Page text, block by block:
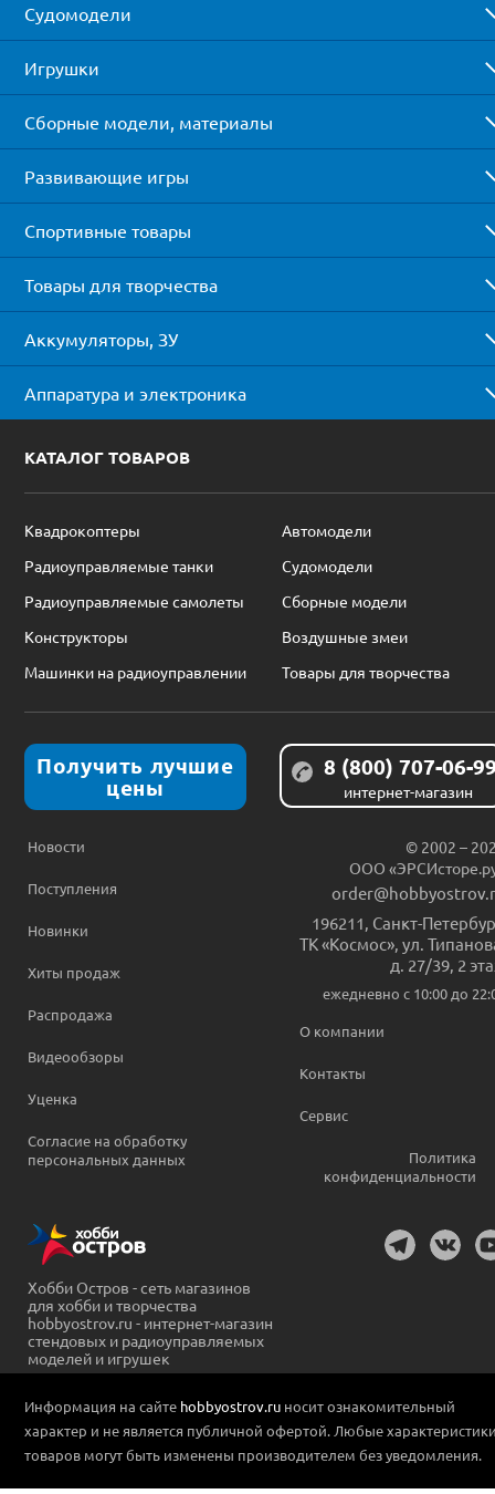
Судомодели
Игрушки
Сборные модели, материалы
Развивающие игры
Спортивные товары
Товары для творчества
Аккумуляторы, ЗУ
Аппаратура и электроника
КАТАЛОГ ТОВАРОВ
Квадрокоптеры
Автомодели
Радиоуправляемые танки
Судомодели
Радиоуправляемые самолеты
Сборные модели
Конструкторы
Воздушные змеи
Машинки на радиоуправлении
Товары для творчества
Получить лучшие
цены
8 (800) 707-06-
интернет-магазин
Новости
Поступления
Новинки
Хиты продаж
Распродажа
Видеообзоры
Уценка
Согласие на обработку
персональных данных
© 2002 –
ООО
196211 Санкт-
ТК «Космос», ул.
д. 27/39, 2
ежедневно c 10:00 до
О компании
Контакты
Сервис
Политика
конфиденциальности
Хобби Остров - сеть магазинов
для хобби и творчества
hobbyostrov.ru - интернет-магазин
стендовых и радиоуправляемых
моделей и игрушек
Информация на сайте hobbyostrov.ru носит ознакомительный
характер и не является публичной офертой. Любые
товаров могут быть изменены производителем без уведомления.